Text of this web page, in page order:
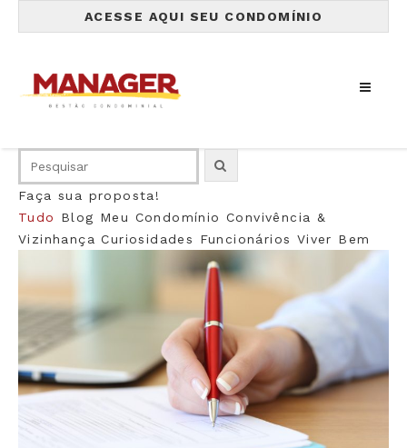
ACESSE AQUI SEU CONDOMÍNIO
Faça sua proposta!
Tudo
Blog Meu Condomínio Convivência &
Vizinhança Curiosidades Funcionários Viver Bem